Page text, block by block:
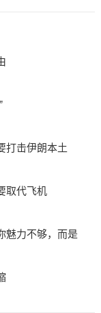
打击伊朗本土
取代飞机
魅力不够，而是